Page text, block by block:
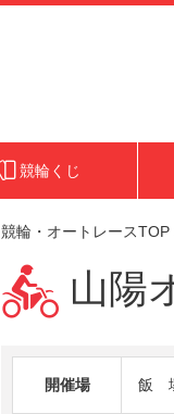
競輪くじ
競輪・オートレースTOP
山陽
開催場 飯